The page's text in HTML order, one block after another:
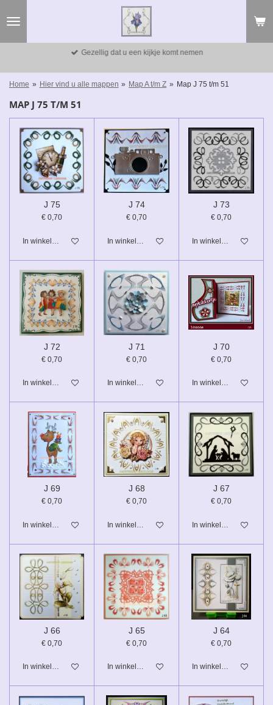
direct
Gezellig dat u een kijkje komt nemen
Home » Hier vind u alle mappen » Map A t/m Z » Map J 75 t/m 51
MAP J 75 T/M 51
J 75
€ 0,70
In winkelwagen
J 74
€ 0,70
In winkelwagen
J 73
€ 0,70
In winkelwagen
J 72
€ 0,70
In winkelwagen
J 71
€ 0,70
In winkelwagen
J 70
€ 0,70
In winkelwagen
J 69
€ 0,70
In winkelwagen
J 68
€ 0,70
In winkelwagen
J 67
€ 0,70
In winkelwagen
J 66
€ 0,70
In winkelwagen
J 65
€ 0,70
In winkelwagen
J 64
€ 0,70
In winkelwagen